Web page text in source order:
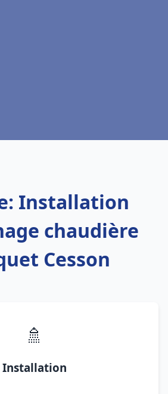
Installation
chaudière
Cesson
🚿
Installation